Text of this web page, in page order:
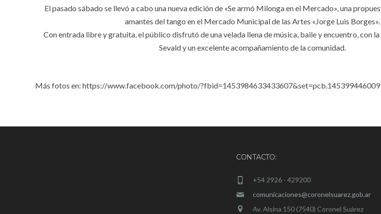
El pasado sábado se llevó a cabo una nueva edición de «Se armó Milonga en el Mercado», una
amantes del tango en el Mercado Municipal de las Artes «Jorge Luis Borges».
Con entrada libre y gratuita, el público disfrutó de una velada llena de música, baile y encuentro, con
Sevald y un excelente acompañamiento de la comunidad.
Más fotos en: https://www.facebook.com/photo/
CONTACTO:
+54 2926 - 429200
comunicaciones@coronelsuarez.gob.ar
Av. Alsina 150 (7540) Coronel Suárez